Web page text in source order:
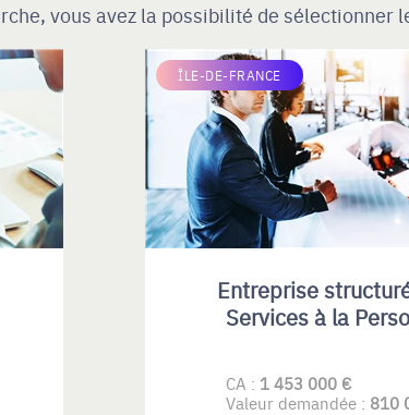
vous avez la possibilité de sélectionner
ÎLE-DE-FRANCE
Entreprise
Services à la
CA : 1 453 000 €
Valeur demandée : 810